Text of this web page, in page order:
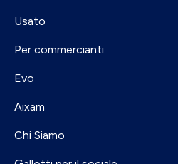
Usato
Per commercianti
Evo
Aixam
Chi Siamo